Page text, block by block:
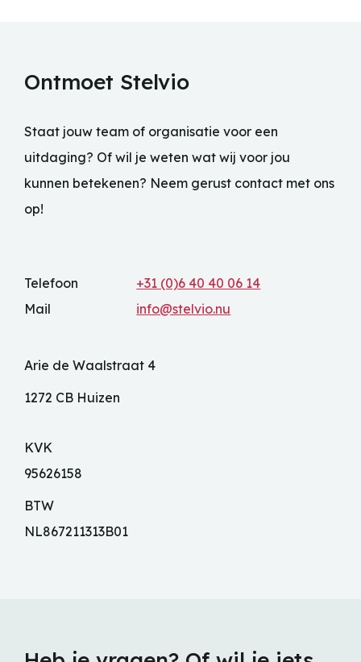
Ontmoet Stelvio
Staat jouw team of organisatie voor een
uitdaging? Of wil je weten wat wij voor jou
kunnen betekenen? Neem gerust contact met ons
op!
Telefoon
+31 (0)6 40 40 06 14
Mail
info@stelvio.nu
Arie de Waalstraat 4
1272 CB Huizen
KVK
95626158
BTW
NL867211313B01